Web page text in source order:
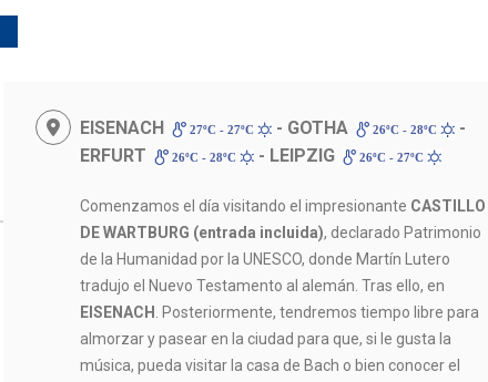
EISENACH 27ºC - 27ºC - GOTHA 26ºC - 28ºC
-
ERFURT
26ºC - 28ºC - LEIPZIG 26ºC - 27ºC
Comenzamos el día visitando el impresionante CASTILLO
DE WARTBURG (entrada incluida), declarado Patrimonio
de la Humanidad por la UNESCO, donde Martín Lutero
tradujo el Nuevo Testamento al alemán. Tras ello, en
EISENACH
. Posteriormente, tendremos tiempo libre para
almorzar y pasear en la ciudad para que, si le gusta la
música, pueda visitar la casa de Bach o bien conocer el